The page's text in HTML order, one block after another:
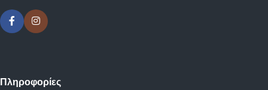
Πληροφορίες